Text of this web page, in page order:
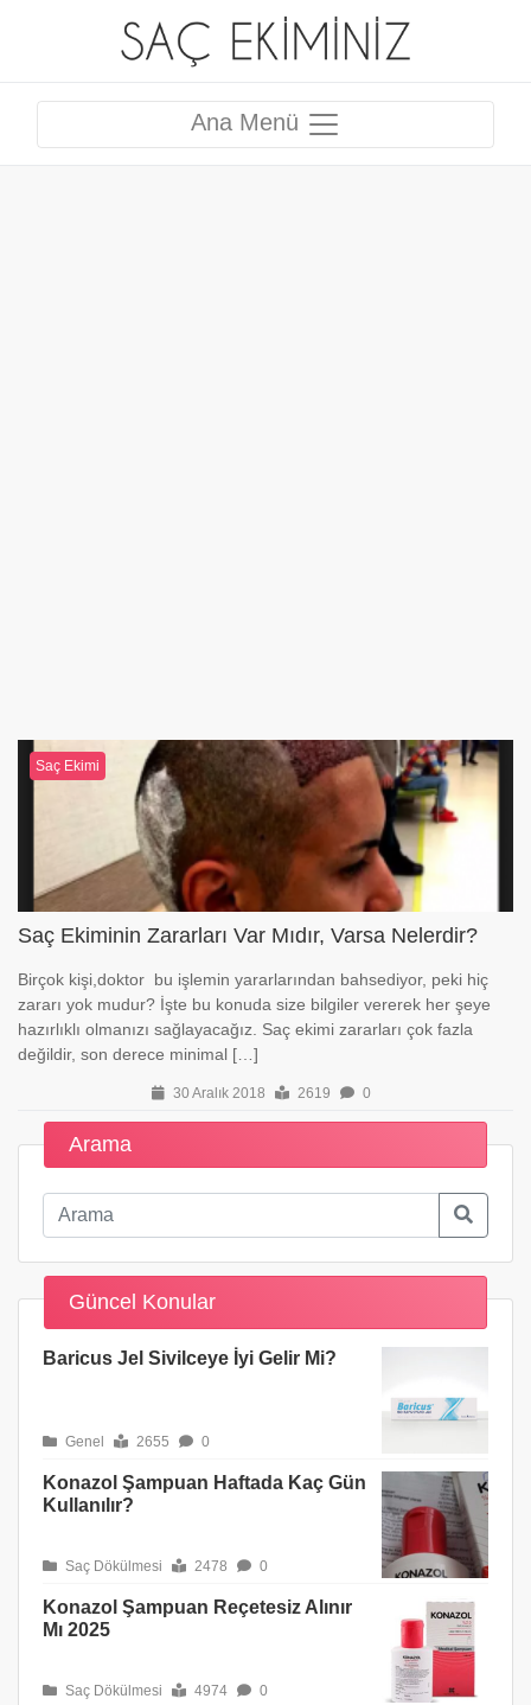
Ana Menü
Saç Ekimi
Saç Ekiminin Zararları Var Mıdır, Varsa Nelerdir?
Birçok kişi,doktor bu işlemin yararlarından bahsediyor, peki hiç
zararı yok mudur? İşte bu konuda size bilgiler vererek her şeye
hazırlıklı olmanızı sağlayacağız. Saç ekimi zararları çok fazla
değildir, son derece minimal […]
30 Aralık 2018 2619 0
Arama
Güncel Konular
Baricus Jel Sivilceye İyi Gelir Mi?
Genel 2655 0
Konazol Şampuan Haftada Kaç Gün
Kullanılır?
Saç Dökülmesi 2478 0
Konazol Şampuan Reçetesiz Alınır
Mı 2025
Saç Dökülmesi 4974 0